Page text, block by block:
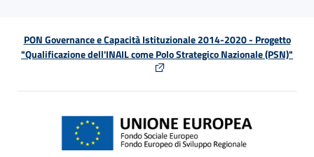
PON Governance e Capacità Istituzionale 2014-2020 - Progetto
"Qualificazione dell'INAIL come Polo Strategico Nazionale (PSN)"